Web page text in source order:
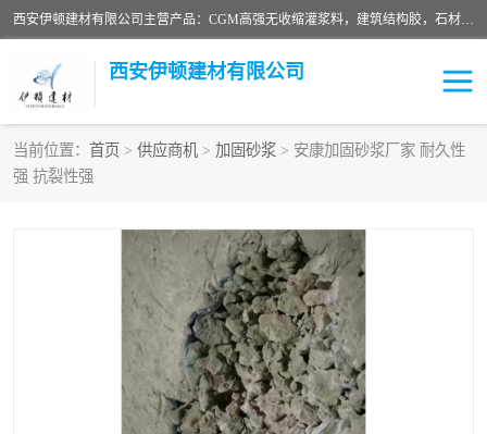
西安伊顿建材有限公司主营产品：CGM高强无收缩灌浆料，建筑结构胶，石材粘合剂，柔性防水材料，环氧修补砂浆等在各个行业得到了客户认可。
西安伊顿建材有限公司
当前位置： 首页 > 供应商机 > 加固砂浆 > 安康加固砂浆厂家 耐久性
强 抗裂性强
灌浆料
修补砂浆
水泥路面修补材料
沥青冷补料
高延性混凝土 速凝剂